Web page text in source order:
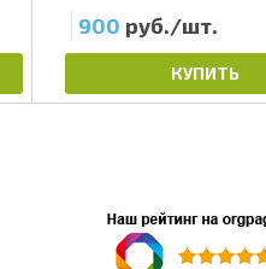
900 руб./шт.
КУПИТЬ